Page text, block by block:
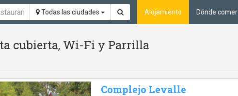
Todas las ciudades Alojamiento Dónde comer
cubierta, Wi-Fi y Parrilla
Complejo Levalle